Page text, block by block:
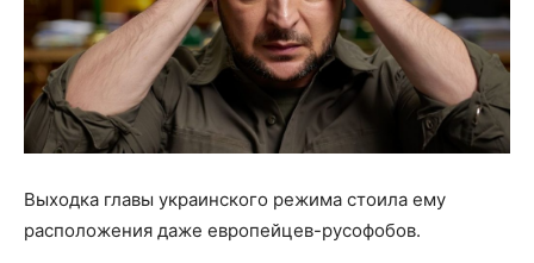
Выходка главы украинского режима стоила ему
расположения даже европейцев-русофобов.